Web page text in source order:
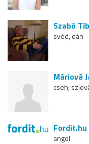
Szabó
svéd, dán
Máriová
cseh,
angol